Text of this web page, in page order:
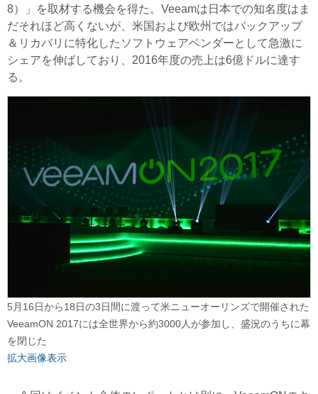
8）」を取材する機会を得た。Veeamは日本での知名度はま
だそれほど高くないが、米国および欧州ではバックアップ
＆リカバリに特化したソフトウェアベンダーとして急激に
シェアを伸ばしており、2016年度の売上は6億ドルに達す
る。
5月16日から18日の3日間に渡って米ニューオーリンズで開催された
VeeamON 2017には全世界から約3000人が参加し、盛況のうちに幕
を閉じた
拡大画像表示